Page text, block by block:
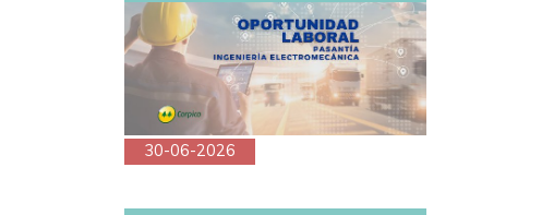
30-06-2026